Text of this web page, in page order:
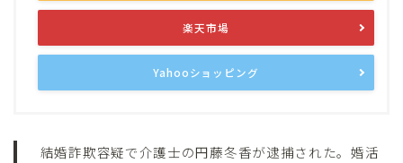
楽天市場
Yahooショッピング
結婚詐欺容疑で介護士の円藤冬香が逮捕された。婚活